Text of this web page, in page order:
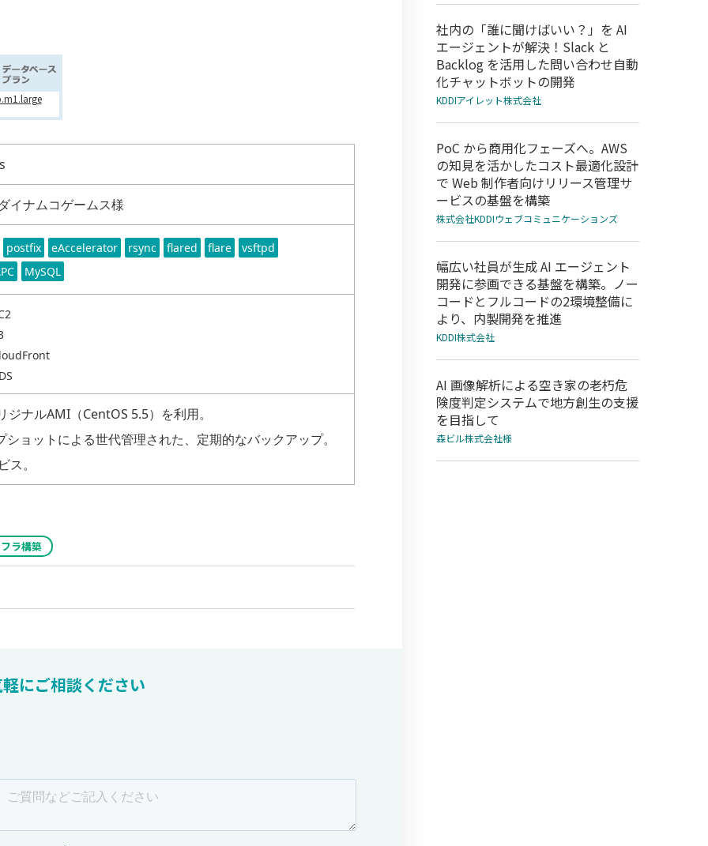
イナムコゲームス様
postfix eAccelerator rsync flared flare
vsftpd
MySQL
ナルAMI（CentOS 5.5）を利用。
ショットによる世代管理された、定期的なバックアップ。
ス。
ラ構築
にご相談ください
社内の「誰に聞けばいい？」を AI
エージェントが解決！Slack と
Backlog を活用した問い合わせ自動
化チャットボットの開発
KDDIアイレット株式会社
PoC から商用化フェーズへ。AWS
の知見を活かしたコスト最適化設計
で Web 制作者向けリリース管理サ
ービスの基盤を構築
株式会社KDDIウェブコミュニケーションズ
幅広い社員が生成 AI エージェント
開発に参画できる基盤を構築。ノー
コードとフルコードの2環境整備に
より、内製開発を推進
KDDI株式会社
AI 画像解析による空き家の老朽危
険度判定システムで地方創生の支援
を目指して
森ビル株式会社様